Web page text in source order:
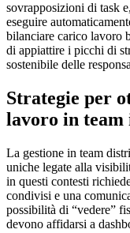
sovrapposizioni di task
eseguire
bilanciare carico lavoro
di appiattire i picchi di
sostenibile delle
Strategie per
lavoro in
La gestione in team
uniche legate alla
in questi contesti
condivisi e una
possibilità di “vedere”
devono affidarsi a